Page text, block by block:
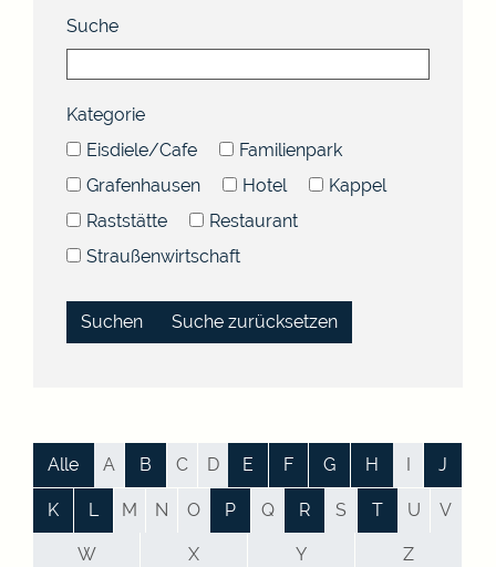
Suche
Kategorie
Eisdiele/Cafe
Familienpark
Grafenhausen
Hotel
Kappel
Raststätte
Restaurant
Straußenwirtschaft
Suche zurücksetzen
Alle A B C D E F G H I J
K L M N O P Q R S T U V
W X Y Z